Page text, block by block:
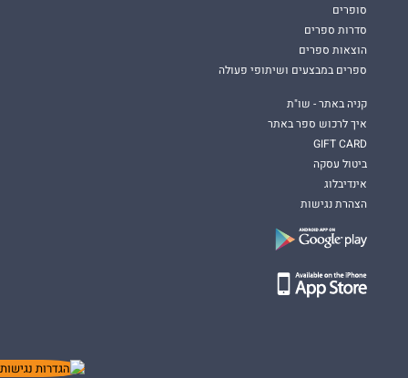
סופרים
סדרות ספרים
הוצאות ספרים
ספרים במבצעים ושיתופי פעולה
קניה באתר - שו"ת
איך לרכוש ספר באתר
GIFT CARD
ביטול עסקה
אינדיבלוג
הצהרת נגישות